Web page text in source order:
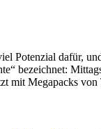
Potenzial dafür,
bezeichnet:
mit Megapacks von